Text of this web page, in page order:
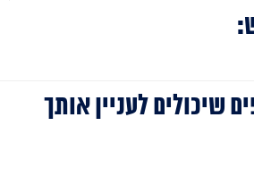
שיכולים לעניין אותך